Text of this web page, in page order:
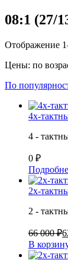
08:1 (27/
Отображение
Цены: по
По
4х-
4 -
0 ₽
2х-
2 -
66 000 ₽
В